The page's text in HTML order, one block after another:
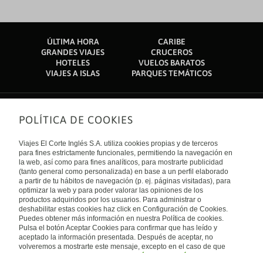
ÚLTIMA HORA
CARIBE
GRANDES VIAJES
CRUCEROS
HOTELES
VUELOS BARATOS
VIAJES A ISLAS
PARQUES TEMÁTICOS
Sobre nosotros
Quiénes somos
Financiación
Sostenibilidad
Turismo accesible
Tarjeta El Corte Inglés
Trabaja con nosotros
El Corte Inglés
Canal Ético
Enlaces de interés
Guías de viaje
Catálogos
Auto check-in
Condiciones Generales
Política de privacidad
Política de cookies
Accesibilidad
Empresas/ Grupos
Internacional
España
Visita nuestro blog
POLÍTICA DE COOKIES
Viajes El Corte Inglés S.A. utiliza cookies propias y de terceros
para fines estrictamente funcionales, permitiendo la navegación en
la web, así como para fines analíticos, para mostrarte publicidad
(tanto general como personalizada) en base a un perfil elaborado
a partir de tu hábitos de navegación (p. ej. páginas visitadas), para
optimizar la web y para poder valorar las opiniones de los
productos adquiridos por los usuarios. Para administrar o
deshabilitar estas cookies haz click en Configuración de Cookies.
Puedes obtener más información en nuestra Política de cookies.
Pulsa el botón Aceptar Cookies para confirmar que has leído y
aceptado la información presentada. Después de aceptar, no
volveremos a mostrarte este mensaje, excepto en el caso de que